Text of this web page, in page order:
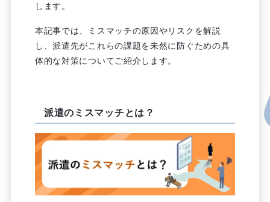
します。
本記事では、ミスマッチの原因やリスクを解説
し、派遣先がこれらの課題を未然に防ぐための具
体的な対策についてご紹介します。
派遣のミスマッチとは？